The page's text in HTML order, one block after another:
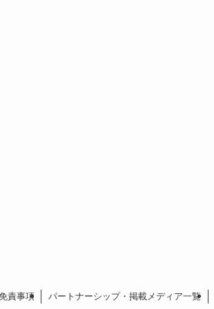
責事項 パートナーシップ・掲載メディア一覧